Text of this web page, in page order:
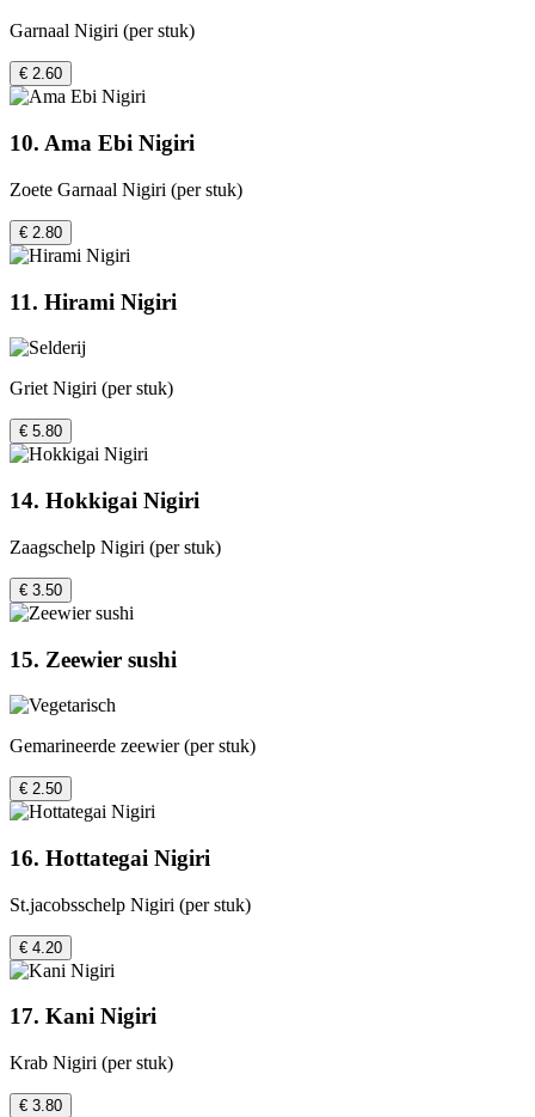
Garnaal Nigiri (per stuk)
€ 2.60
10. Ama Ebi Nigiri
Zoete Garnaal Nigiri (per stuk)
€ 2.80
11. Hirami Nigiri
Griet Nigiri (per stuk)
€ 5.80
14. Hokkigai Nigiri
Zaagschelp Nigiri (per stuk)
€ 3.50
15. Zeewier sushi
Gemarineerde zeewier (per stuk)
€ 2.50
16. Hottategai Nigiri
St.jacobsschelp Nigiri (per stuk)
€ 4.20
17. Kani Nigiri
Krab Nigiri (per stuk)
€ 3.80